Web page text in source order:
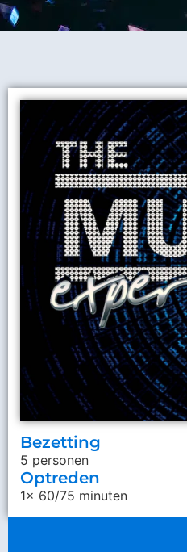
Bezetting
5 personen
Optreden
1x 60/75 minuten